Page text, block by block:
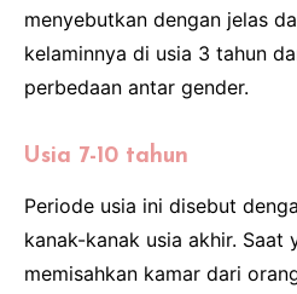
menyebutkan dengan jelas
kelaminnya di usia 3 tahun
perbedaan antar gender.
Usia 7-10 tahun
Periode usia ini disebut
kanak-kanak usia akhir. Saat
memisahkan kamar dari